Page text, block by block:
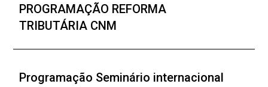
PROGRAMAÇÃO REFORMA
TRIBUTÁRIA CNM
Programação Seminário internacional